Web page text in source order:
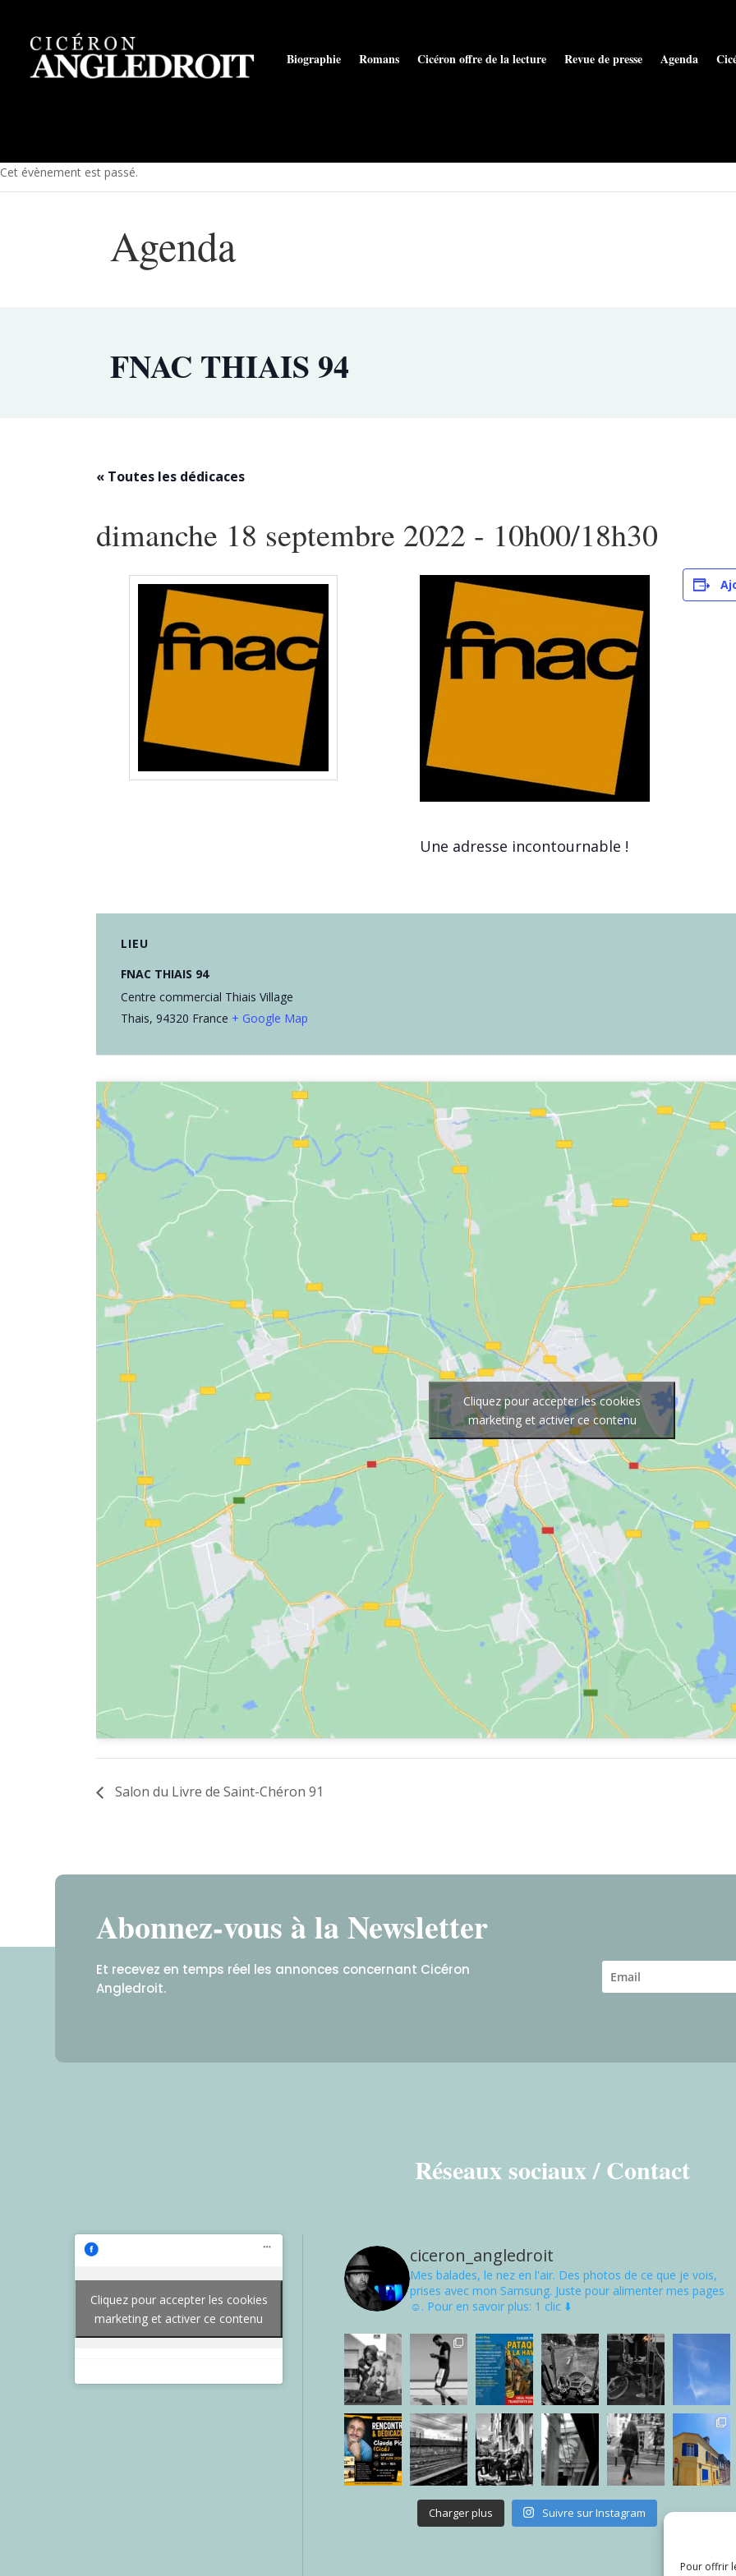
Pour offrir
Biographie Romans Cicéron offre de la lecture Revue de presse Agenda
Cet évènement est passé.
Agenda
FNAC THIAIS 94
« Toutes les dédicaces
dimanche 18 septembre 2022 - 10h00/18h30
Une adresse incontournable !
LIEU
FNAC THIAIS 94
Centre commercial Thiais Village
Thais, 94320 France + Google Map
Cliquez pour accepter les cookies
marketing et activer ce contenu
Salon du Livre de Saint-Chéron 91
Abonnez-vous à la Newsletter
Et recevez en temps réel les annonces concernant Cicéron
Angledroit.
Réseaux sociaux / Contact
Cliquez pour accepter les cookies
marketing et activer ce contenu
ciceron_angledroit
Mes balades, le nez en l'air. Des photos de ce que je vois,
prises avec mon Samsung. Juste pour alimenter mes pages
☺. Pour en savoir plus: 1 clic ⬇️
Charger plus Suivre sur Instagram